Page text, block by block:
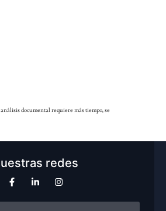
documental requiere más tiempo, se
redes